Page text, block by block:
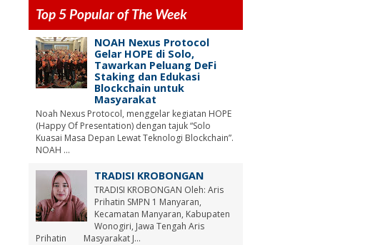
Top 5 Popular of The Week
NOAH Nexus Protocol
Gelar HOPE di Solo,
Tawarkan Peluang DeFi
Staking dan Edukasi
Blockchain untuk
Masyarakat
Noah Nexus Protocol, menggelar kegiatan HOPE
(Happy Of Presentation) dengan tajuk “Solo
Kuasai Masa Depan Lewat Teknologi Blockchain”.
NOAH ...
TRADISI KROBONGAN
TRADISI KROBONGAN Oleh: Aris
Prihatin SMPN 1 Manyaran,
Kecamatan Manyaran, Kabupaten
Wonogiri, Jawa Tengah Aris
Prihatin Masyarakat J...